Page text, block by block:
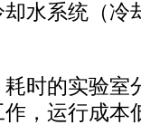
却水系统（冷
时的实验室
，运行成本